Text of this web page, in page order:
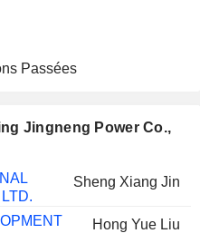
Passées
Jingneng Power Co.,
Sheng Xiang Jin
Hong Yue Liu